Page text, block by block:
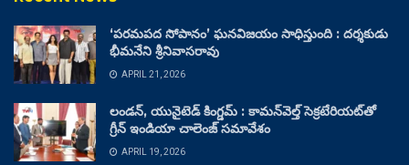
‘పరమపద సోపానం’ ఘనవిజయం సాధిస్తుంది : దర్శకుడు
భీమనేని శ్రీనివాసరావు
APRIL 21, 2026
లండన్, యునైటెడ్ కింగ్డమ్ : కామన్‌వెల్త్ సెక్రటేరియట్‌తో
గ్రీన్ ఇండియా చాలెంజ్ సమావేశం
APRIL 19, 2026